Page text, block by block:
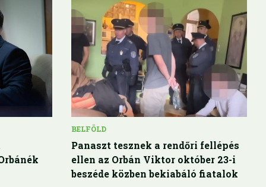
BELFÖLD
Panaszt tesznek a rendőri fellépés
ellen az Orbán Viktor október 23-i
beszéde közben bekiabáló fiatalok